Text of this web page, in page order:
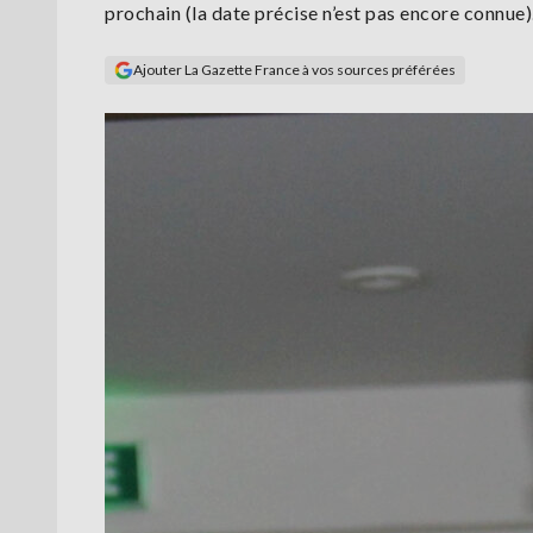
prochain (la date précise n’est pas encore
Ajouter La Gazette France à vos sources préférées